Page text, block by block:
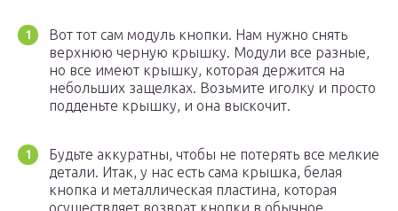
Вот тот сам модуль кнопки. Нам нужно снять
верхнюю черную крышку. Модули все разные,
но все имеют крышку, которая держится на
небольших защелках. Возьмите иголку и просто
подденьте крышку, и она выскочит.
Будьте аккуратны, чтобы не потерять все мелкие
детали. Итак, у нас есть сама крышка, белая
кнопка и металлическая пластина, которая
осуществляет возврат кнопки в обычное